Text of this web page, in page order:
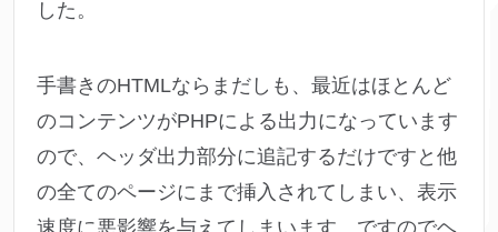
した。
手書きのHTMLならまだしも、最近はほとんど
のコンテンツがPHPによる出力になっています
ので、ヘッダ出力部分に追記するだけですと他
の全てのページにまで挿入されてしまい、表示
速度に悪影響を与えてしまいます。ですのでヘ